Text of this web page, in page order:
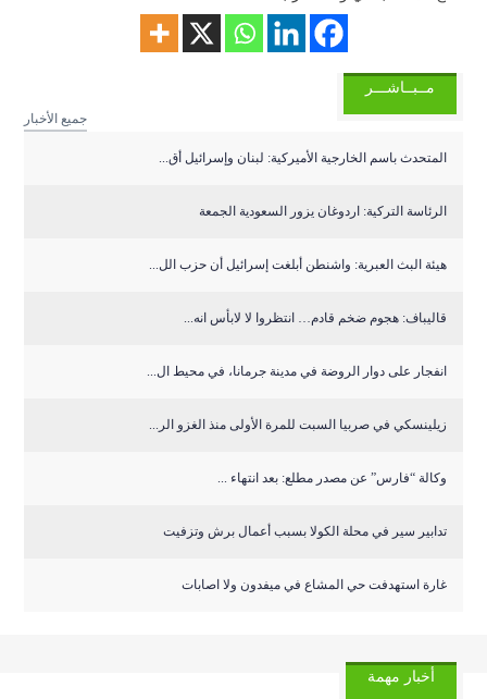
مــبــاشـــر
جميع الأخبار
المتحدث باسم الخارجية الأميركية: لبنان وإسرائيل أق...
الرئاسة التركية: اردوغان يزور السعودية الجمعة
هيئة البث العبرية: واشنطن أبلغت إسرائيل أن حزب الل...
قاليباف: هجوم ضخم قادم… انتظروا لا لابأس انه...
انفجار على دوار الروضة في مدينة جرمانا، في محيط ال...
زيلينسكي في صربيا السبت للمرة الأولى منذ الغزو الر...
وكالة “فارس” عن مصدر مطلع: بعد انتهاء ...
تدابير سير في محلة الكولا بسبب أعمال برش وتزفيت
غارة استهدفت حي المشاع في ميفدون ولا اصابات
أخبار مهمة